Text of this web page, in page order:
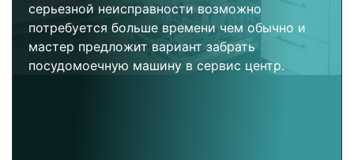
серьезной неисправности возможно
потребуется больше времени чем обычно и
мастер предложит вариант забрать
посудомоечную машину в сервис центр.